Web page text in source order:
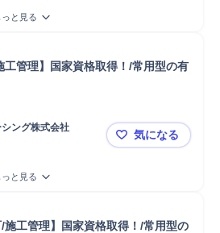
っと見る
工管理】国家資格取得！/常用型の有
ング株式会社
未経験歓迎
気になる
っと見る
施工管理】国家資格取得！/常用型の